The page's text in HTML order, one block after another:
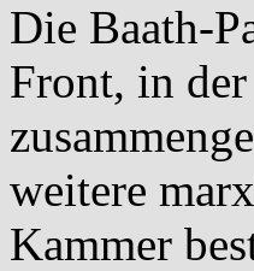
Die Baath-
Front, in der
weitere
Kammer